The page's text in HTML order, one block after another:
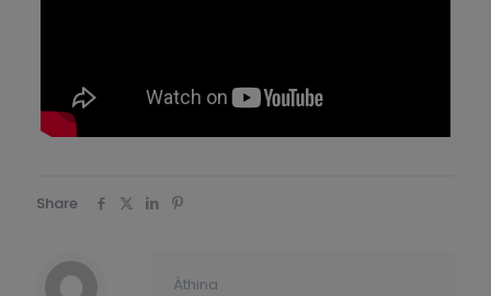
Share
Áthina